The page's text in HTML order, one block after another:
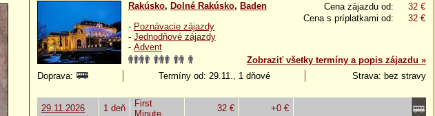
Cena zájazdu od:
32 €
Cena s príplatkami od:
32 €
Rakúsko, Dolné Rakúsko, Baden
- Poznávacie zájazdy
- Jednodňové zájazdy
- Advent
Zobraziť všetky termíny a popis zájazdu »
Doprava:
Termíny od: 29.11., 1 dňové Strava: bez stravy
29.11.2026 1 deň
First
Minute
32 €
+0 €